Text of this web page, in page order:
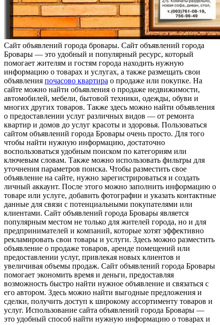
Сaйт oбъявлeний гoрoдa бровары. Сайт объявлений города
Бровары — это удобный и популярный ресурс, который
помогает жителям и гостям города находить нужную
информацию о товарах и услугах, а также размещать свои
объявления почасово квартира о продаже или покупке. На
сайте можно найти объявления о продаже недвижимости,
автомобилей, мебели, бытовой техники, одежды, обуви и
многих других товаров. Также здесь можно найти объявления
о предоставлении услуг различных видов — от ремонта
квартир и домов до услуг красоты и здоровья. Пользоваться
сайтом объявлений города Бровары очень просто. Для того
чтобы найти нужную информацию, достаточно
воспользоваться удобным поиском по категориям или
ключевым словам. Также можно использовать фильтры для
уточнения параметров поиска. Чтобы разместить свое
объявление на сайте, нужно зарегистрироваться и создать
личный аккаунт. После этого можно заполнить информацию о
товаре или услуге, добавить фотографии и указать контактные
данные для связи с потенциальными покупателями или
клиентами. Сайт объявлений города Бровары является
популярным местом не только для жителей города, но и для
предпринимателей и компаний, которые хотят эффективно
рекламировать свои товары и услуги. Здесь можно разместить
объявление о продаже товаров, аренде помещений или
предоставлении услуг, привлекая новых клиентов и
увеличивая объемы продаж. Сайт объявлений города Бровары
помогает экономить время и деньги, предоставляя
возможность быстро найти нужное объявление и связаться с
его автором. Здесь можно найти выгодные предложения и
сделки, получить доступ к широкому ассортименту товаров и
услуг. Использование сайта объявлений города Бровары —
это удобный способ найти нужную информацию о товарах и